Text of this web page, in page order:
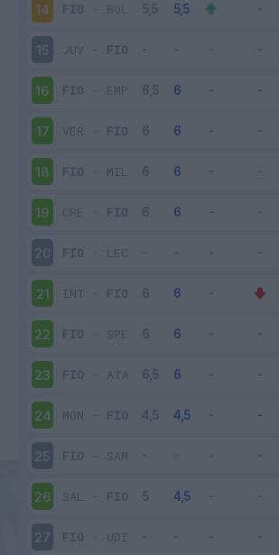
14 FIO - BOL
15 JUV - FIO
16 FIO - EMP
17 VER - FIO
18 FIO - MIL
19 CRE - FIO
20 FIO - LEC
21 INT - FIO
22 FIO - SPE
23 FIO - ATA
24 MON - FIO
25 FIO - SAM
26 SAL - FIO
27 FIO - UDI